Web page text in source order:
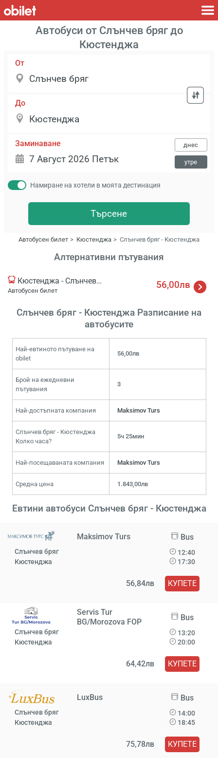
Автобуси от Слънчев бряг до
Кюстенджа
От
До
Заминаване днес
утре
Намиране на хотели в моята дестинация
Търсене
Автобусен билет Кюстенджа Слънчев бряг - Кюстенджа
Алтернативни пътувания
Кюстенджа - Слънчев бряг
Автобусен билет
56,00лв
Слънчев бряг - Кюстенджа Разписание на
автобусите
Най-евтиното пътуване на
obilet
56,00лв
Брой на ежедневни
пътувания
3
Най-достъпната компания Maksimov Turs
Слънчев бряг - Кюстенджа
Колко часа?
5ч 25мин
Най-посещаваната компания Maksimov Turs
Средна цена 1.843,00лв
Евтини автобуси Слънчев бряг - Кюстенджа
Maksimov Turs Bus
Слънчев бряг
Кюстенджа
12:40
17:30
56,84лв КУПЕТЕ
Servis Tur
BG/Morozova FOP
Bus
Слънчев бряг
Кюстенджа
13:20
20:00
64,42лв КУПЕТЕ
LuxBus Bus
Слънчев бряг
Кюстенджа
14:00
18:45
75,78лв КУПЕТЕ